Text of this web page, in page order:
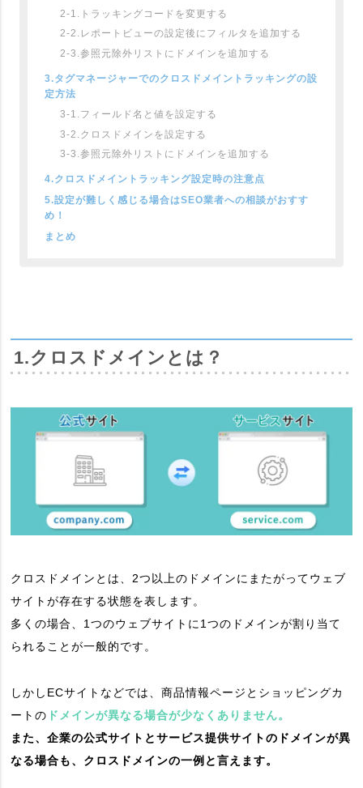
2-1.トラッキングコードを変更する
2-2.レポートビューの設定後にフィルタを追加する
2-3.参照元除外リストにドメインを追加する
3.タグマネージャーでのクロスドメイントラッキングの設
定方法
3-1.フィールド名と値を設定する
3-2.クロスドメインを設定する
3-3.参照元除外リストにドメインを追加する
4.クロスドメイントラッキング設定時の注意点
5.設定が難しく感じる場合はSEO業者への相談がおすす
め！
まとめ
1.クロスドメインとは？
クロスドメインとは、2つ以上のドメインにまたがってウェブ
サイトが存在する状態を表します。
多くの場合、1つのウェブサイトに1つのドメインが割り当て
られることが一般的です。
しかしECサイトなどでは、商品情報ページとショッピングカ
ートの ドメインが異なる場合が少なくありません。
また、企業の公式サイトとサービス提供サイトのドメインが異
なる場合も、クロスドメインの一例と言えます。